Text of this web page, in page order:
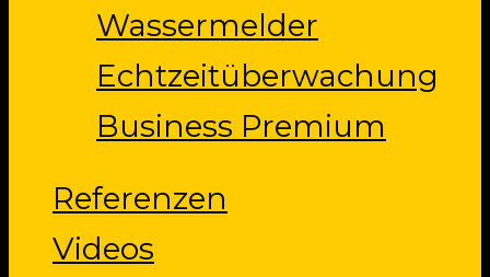
Wassermelder
Echtzeitüberwachung
Business Premium
Referenzen
Videos